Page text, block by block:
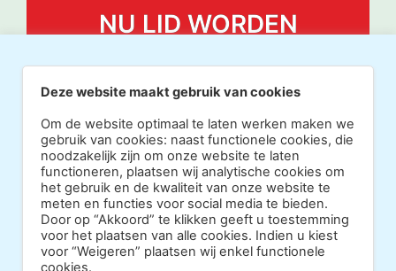
NU LID WORDEN
Deze website maakt gebruik van cookies
Om de website optimaal te laten werken maken we
gebruik van cookies: naast functionele cookies, die
noodzakelijk zijn om onze website te laten
functioneren, plaatsen wij analytische cookies om
het gebruik en de kwaliteit van onze website te
meten en functies voor social media te bieden.
Door op “Akkoord” te klikken geeft u toestemming
voor het plaatsen van alle cookies. Indien u kiest
voor “Weigeren” plaatsen wij enkel functionele
cookies.